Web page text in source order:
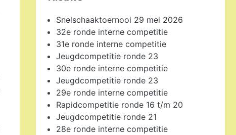
Snelschaaktoernooi 29 mei 2026
32e ronde interne competitie
31e ronde interne competitie
Jeugdcompetitie ronde 23
30e ronde interne competitie
Jeugdcompetitie ronde 23
29e ronde interne competitie
Rapidcompetitie ronde 16 t/m 20
Jeugdcompetitie ronde 21
28e ronde interne competitie